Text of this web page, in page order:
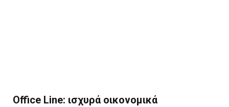
Office Line: ισχυρά οικονομικά